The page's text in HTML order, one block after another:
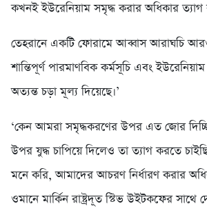
কখনই ইউরেনিয়াম সমৃদ্ধ করার অধিকার ত্যাগ
তেহরানে একটি ফোরামে আব্বাস আরাঘচি
শান্তিপূর্ণ পারমাণবিক কর্মসূচি এবং
অত্যন্ত চড়া মূল্য দিয়েছে।’
‘কেন আমরা সমৃদ্ধকরণের উপর এত জোর
উপর যুদ্ধ চাপিয়ে দিলেও তা ত্যাগ করতে
মনে করি, আমাদের আচরণ নির্ধারণ করার
ওমানে মার্কিন রাষ্ট্রদূত স্টিভ উইটকফের সাথে